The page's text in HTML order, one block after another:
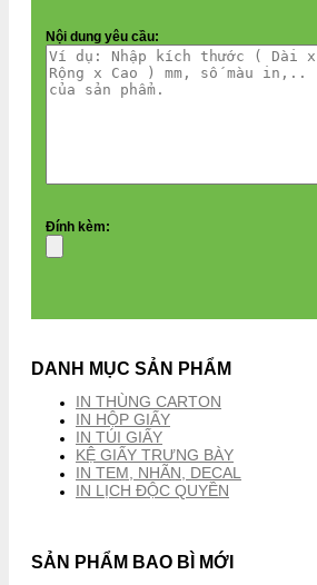
Nội dung yêu cầu:
Đính kèm:
DANH MỤC SẢN PHẨM
IN THÙNG CARTON
IN HỘP GIẤY
IN TÚI GIẤY
KỆ GIẤY TRƯNG BÀY
IN TEM, NHÃN, DECAL
IN LỊCH ĐỘC QUYỀN
SẢN PHẨM BAO BÌ MỚI